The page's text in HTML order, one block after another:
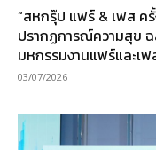
“สหกรุ๊ป แฟร์ & เฟส ค
ปรากฏการณ์ความสุข
มหกรรมงานแฟร์และเ
03/07/2026